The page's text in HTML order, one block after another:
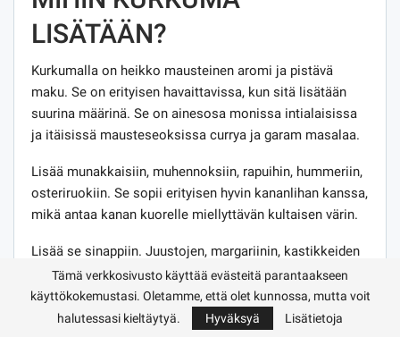
LISÄTÄÄN?
Kurkumalla on heikko mausteinen aromi ja pistävä
maku. Se on erityisen havaittavissa, kun sitä lisätään
suurina määrinä. Se on ainesosa monissa intialaisissa
ja itäisissä mausteseoksissa currya ja garam masalaa.
Lisää munakkaisiin, muhennoksiin, rapuihin, hummeriin,
osteriruokiin. Se sopii erityisen hyvin kananlihan kanssa,
mikä antaa kanan kuorelle miellyttävän kultaisen värin.
Lisää se sinappiin. Juustojen, margariinin, kastikkeiden
väritys.
MITÄ KURKUMAA
Tämä verkkosivusto käyttää evästeitä parantaakseen
käyttökokemustasi. Oletamme, että olet kunnossa, mutta voit
halutessasi kieltäytyä.
Hyväksyä Lisätietoja